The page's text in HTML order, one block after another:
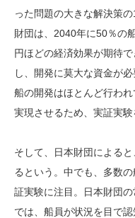
った問題の大きな解決策
財団は、2040年に50％の
円ほどの経済効果が期待
し、開発に莫大な資金が
船の開発はほとんど行わ
実現させるため、実証実験
そして、日本財団による
るという。中でも、多数
証実験に注目。日本財団
では、船員が状況を目で